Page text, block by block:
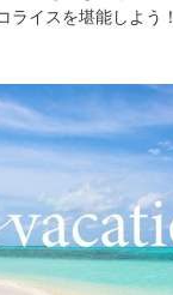
ライスを堪能しよう！